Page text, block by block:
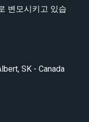
변모시키고 있습
SK - Canada